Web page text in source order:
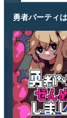
勇者パーティ